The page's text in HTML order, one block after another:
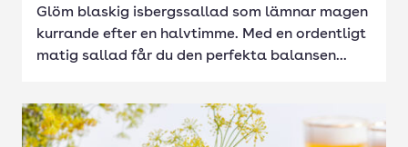
Glöm blaskig isbergssallad som lämnar magen
kurrande efter en halvtimme. Med en ordentligt
matig sallad får du den perfekta balansen...